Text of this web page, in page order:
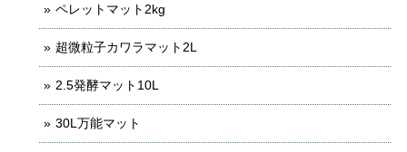
ペレットマット2kg
超微粒子カワラマット2L
2.5発酵マット10L
30L万能マット